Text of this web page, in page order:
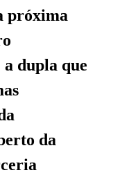
próxima
dupla que
da